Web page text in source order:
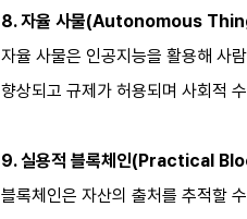
8. 자율 사물(Autonomous
자율 사물은 인공지능을 활용해 사
향상되고 규제가 허용되며 사회적
9. 실용적 블록체인(Practical
블록체인은 자산의 출처를 추적할